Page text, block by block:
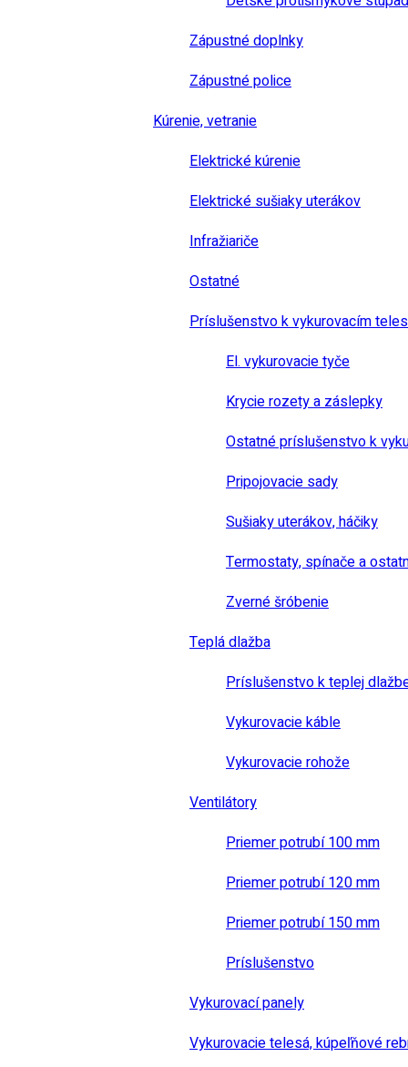
Zápustné doplnky
Zápustné police
Kúrenie, vetranie
Elektrické kúrenie
Elektrické sušiaky uterákov
Infražiariče
Ostatné
Príslušenstvo k vykurovacím
El. vykurovacie tyče
Krycie rozety a záslepky
Ostatné príslušenstvo k
Pripojovacie sady
Sušiaky uterákov, háčiky
Termostaty, spínače a
Zverné šróbenie
Teplá dlažba
Príslušenstvo k teplej
Vykurovacie káble
Vykurovacie rohože
Ventilátory
Priemer potrubí 100 mm
Priemer potrubí 120 mm
Priemer potrubí 150 mm
Príslušenstvo
Vykurovací panely
Vykurovacie telesá, kúpeľňové